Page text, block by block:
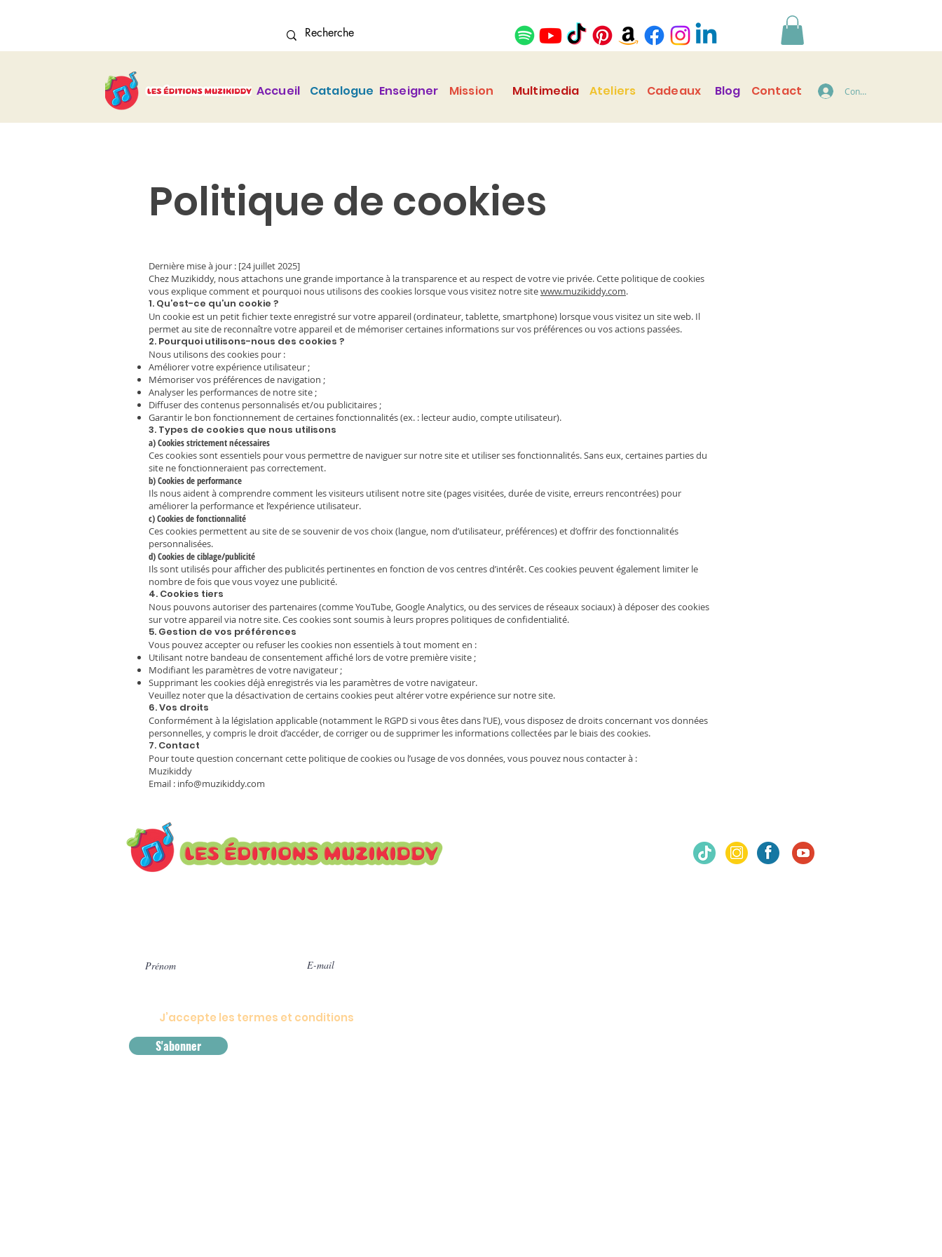
Accueil Catalogue Enseigner Mission Multimedia Ateliers Cadeaux Blog Contact Connecter
Politique de cookies
Dernière mise à jour : [24 juillet 2025]
Chez Muzikiddy, nous attachons une grande importance à la transparence et au respect de votre vie privée. Cette politique de cookies
vous explique comment et pourquoi nous utilisons des cookies lorsque vous visitez notre sitewww.muzikiddy.com.
1. Qu’est-ce qu’un cookie ?
Un cookie est un petit fichier texte enregistré sur votre appareil (ordinateur, tablette, smartphone) lorsque vous visitez un site web. Il
permet au site de reconnaître votre appareil et de mémoriser certaines informations sur vos préférences ou vos actions passées.
2. Pourquoi utilisons-nous des cookies ?
Nous utilisons des cookies pour :
Améliorer votre expérience utilisateur ;
Mémoriser vos préférences de navigation ;
Analyser les performances de notre site ;
Diffuser des contenus personnalisés et/ou publicitaires ;
Garantir le bon fonctionnement de certaines fonctionnalités (ex. : lecteur audio, compte utilisateur).
3. Types de cookies que nous utilisons
a) Cookies strictement nécessaires
Ces cookies sont essentiels pour vous permettre de naviguer sur notre site et utiliser ses fonctionnalités. Sans eux, certaines parties du
site ne fonctionneraient pas correctement.
b) Cookies de performance
Ils nous aident à comprendre comment les visiteurs utilisent notre site (pages visitées, durée de visite, erreurs rencontrées) pour
améliorer la performance et l’expérience utilisateur.
c) Cookies de fonctionnalité
Ces cookies permettent au site de se souvenir de vos choix (langue, nom d’utilisateur, préférences) et d’offrir des fonctionnalités
personnalisées.
d) Cookies de ciblage/publicité
Ils sont utilisés pour afficher des publicités pertinentes en fonction de vos centres d’intérêt. Ces cookies peuvent également limiter le
nombre de fois que vous voyez une publicité.
4. Cookies tiers
Nous pouvons autoriser des partenaires (comme YouTube, Google Analytics, ou des services de réseaux sociaux) à déposer des cookies
sur votre appareil via notre site. Ces cookies sont soumis à leurs propres politiques de confidentialité.
5. Gestion de vos préférences
Vous pouvez accepter ou refuser les cookies non essentiels à tout moment en :
Utilisant notre bandeau de consentement affiché lors de votre première visite ;
Modifiant les paramètres de votre navigateur ;
Supprimant les cookies déjà enregistrés via les paramètres de votre navigateur.
Veuillez noter que la désactivation de certains cookies peut altérer votre expérience sur notre site.
6. Vos droits
Conformément à la législation applicable (notamment le RGPD si vous êtes dans l’UE), vous disposez de droits concernant vos données
personnelles, y compris le droit d’accéder, de corriger ou de supprimer les informations collectées par le biais des cookies.
7. Contact
Pour toute question concernant cette politique de cookies ou l’usage de vos données, vous pouvez nous contacter à :
Muzikiddy
Email : info@muzikiddy.com
J’accepte les termes et conditions
S'abonner